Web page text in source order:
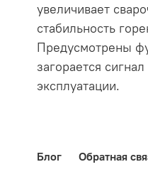
увеличивает
стабильность
Предусмотрены
загорается
эксплуатации.
Блог Обратная